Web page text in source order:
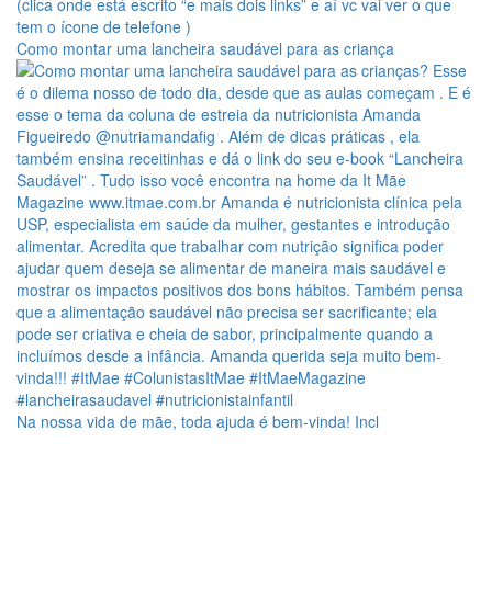
Como montar uma lancheira saudável para as criança
Na nossa vida de mãe, toda ajuda é bem-vinda! Incl